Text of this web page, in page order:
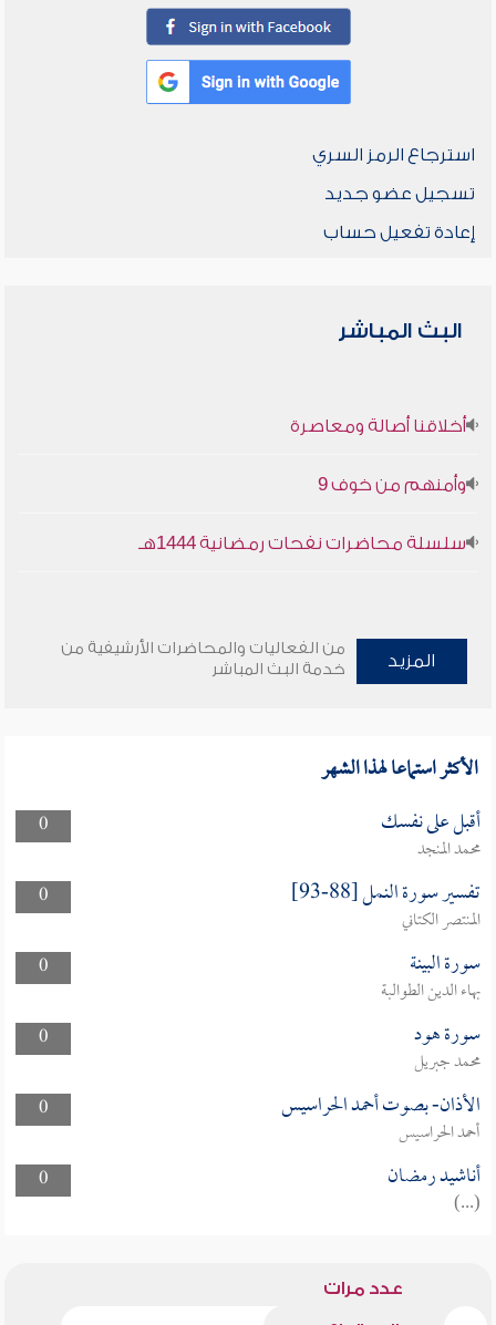
استرجاع الرمز السري
تسجيل عضو جديد
إعادة تفعيل حساب
البث المباشر
أخلاقنا أصالة ومعاصرة
وأمنهم من خوف 9
سلسلة محاضرات نفحات رمضانية 1444هـ
المزيد
من الفعاليات والمحاضرات الأرشيفية من
خدمة البث المباشر
الأكثر استماعا لهذا الشهر
0 أقبل على نفسك
محمد المنجد
0
تفسير سورة النمل [88-93]
المنتصر الكتاني
0
سورة البينة
بهاء الدين الطوالبة
0
سورة هود
محمد جبريل
0
الأذان- بصوت أحمد الحراسيس
أحمد الحراسيس
0
أناشيد رمضان
(...)
عدد مرات